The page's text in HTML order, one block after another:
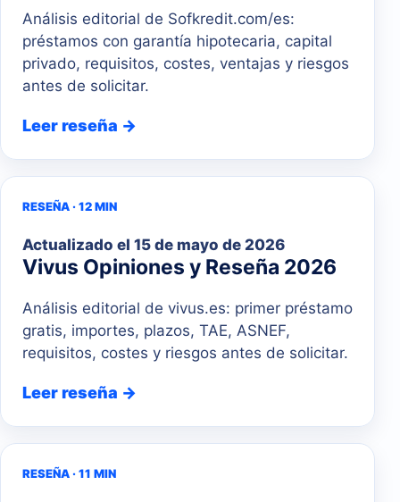
Análisis editorial de Sofkredit.com/es:
préstamos con garantía hipotecaria, capital
privado, requisitos, costes, ventajas y riesgos
antes de solicitar.
Leer reseña →
RESEÑA · 12 MIN
Actualizado el 15 de mayo de 2026
Vivus Opiniones y Reseña 2026
Análisis editorial de vivus.es: primer préstamo
gratis, importes, plazos, TAE, ASNEF,
requisitos, costes y riesgos antes de solicitar.
Leer reseña →
RESEÑA · 11 MIN